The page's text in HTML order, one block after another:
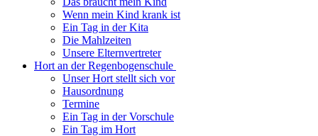
Wenn mein Kind krank ist
Ein Tag in der Kita
Die Mahlzeiten
Unsere Elternvertreter
Hort an der Regenbogenschule
Unser Hort stellt sich vor
Hausordnung
Termine
Ein Tag in der Vorschule
Ein Tag im Hort